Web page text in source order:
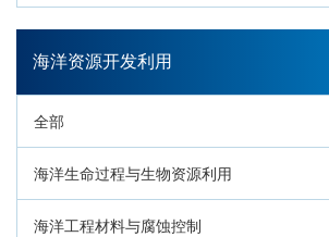
环南海地质过程与灾害响应
海洋资源开发利用
全部
海洋生命过程与生物资源利用
海洋工程材料与腐蚀控制